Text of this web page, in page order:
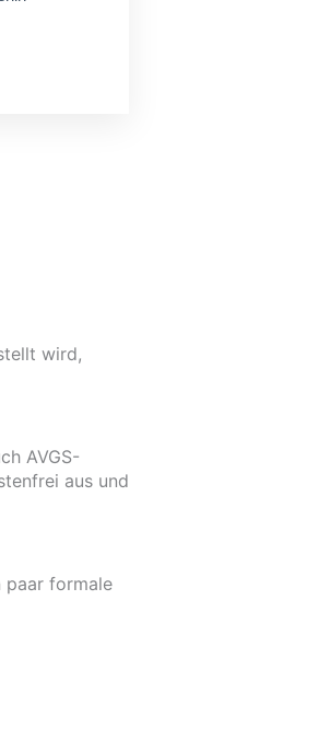
wird,
AVGS-
aus und
paar formale